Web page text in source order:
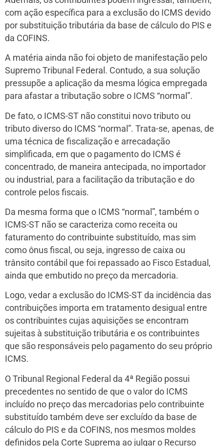
com ação específica para a exclusão do ICMS devido
por substituição tributária da base de cálculo do PIS e
da COFINS.
A matéria ainda não foi objeto de manifestação pelo
Supremo Tribunal Federal. Contudo, a sua solução
pressupõe a aplicação da mesma lógica empregada
para afastar a tributação sobre o ICMS “normal”.
De fato, o ICMS-ST não constitui novo tributo ou
tributo diverso do ICMS “normal”. Trata-se, apenas, de
uma técnica de fiscalização e arrecadação
simplificada, em que o pagamento do ICMS é
concentrado, de maneira antecipada, no importador
ou industrial, para a facilitação da tributação e do
controle pelos fiscais.
Da mesma forma que o ICMS “normal”, também o
ICMS-ST não se caracteriza como receita ou
faturamento do contribuinte substituído, mas sim
como ônus fiscal, ou seja, ingresso de caixa ou
trânsito contábil que foi repassado ao Fisco Estadual,
ainda que embutido no preço da mercadoria.
Logo, vedar a exclusão do ICMS-ST da incidência das
contribuições importa em tratamento desigual entre
os contribuintes cujas aquisições se encontram
sujeitas à substituição tributária e os contribuintes
que são responsáveis pelo pagamento do seu próprio
ICMS.
O Tribunal Regional Federal da 4ª Região possui
precedentes no sentido de que o valor do ICMS
incluído no preço das mercadorias pelo contribuinte
substituído também deve ser excluído da base de
cálculo do PIS e da COFINS, nos mesmos moldes
definidos pela Corte Suprema ao julgar o Recurso